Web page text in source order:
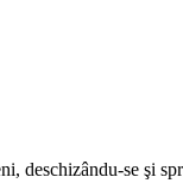
deschizându-se şi